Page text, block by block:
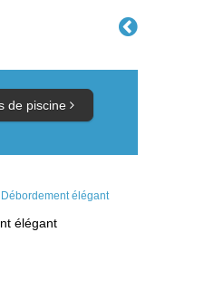
de piscine
élégant